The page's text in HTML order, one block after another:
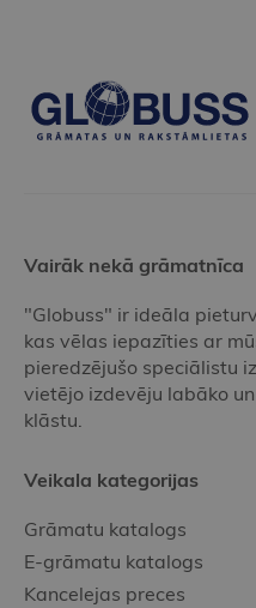
Vairāk nekā grāmatnīca
"Globuss" ir ideāla
kas vēlas iepazīties ar
pieredzējušo speciālistu
vietējo izdevēju labāko
klāstu.
Veikala kategorijas
Grāmatu katalogs
E-grāmatu katalogs
Kancelejas preces